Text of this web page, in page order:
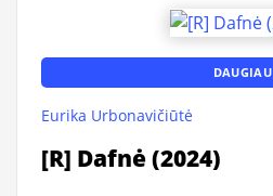
DAUGIAU
Eurika Urbonavičiūtė
[R] Dafnė (2024)